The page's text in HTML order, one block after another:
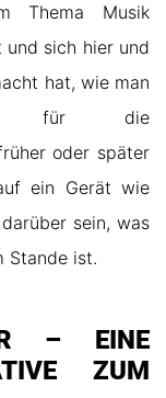
Thema Musik
und sich hier und
hat, wie man
für die
oder später
ein Gerät wie
sein, was
Stande ist.
– EINE
ZUM